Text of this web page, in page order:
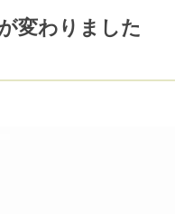
変わりました